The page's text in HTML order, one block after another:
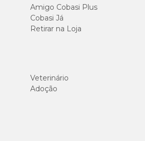
estimação.
preço é na Cobasi
pela pomada
Só aqui você tem à disposição uma
imperdíveis para quem faz parte da
Amigo Cobasi Plus
Cobasi Já
Retirar na Loja
Veterinário
Adoção